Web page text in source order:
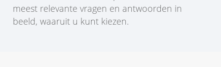
meest relevante vragen en antwoorden in
beeld, waaruit u kunt kiezen.